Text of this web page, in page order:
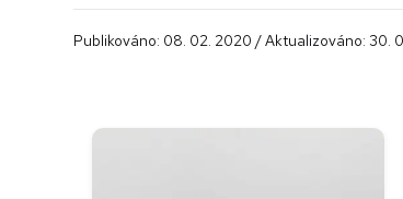
Publikováno: 08. 02. 2020 / Aktualizováno: 30.